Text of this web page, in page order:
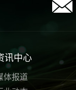
讯中心
体报道